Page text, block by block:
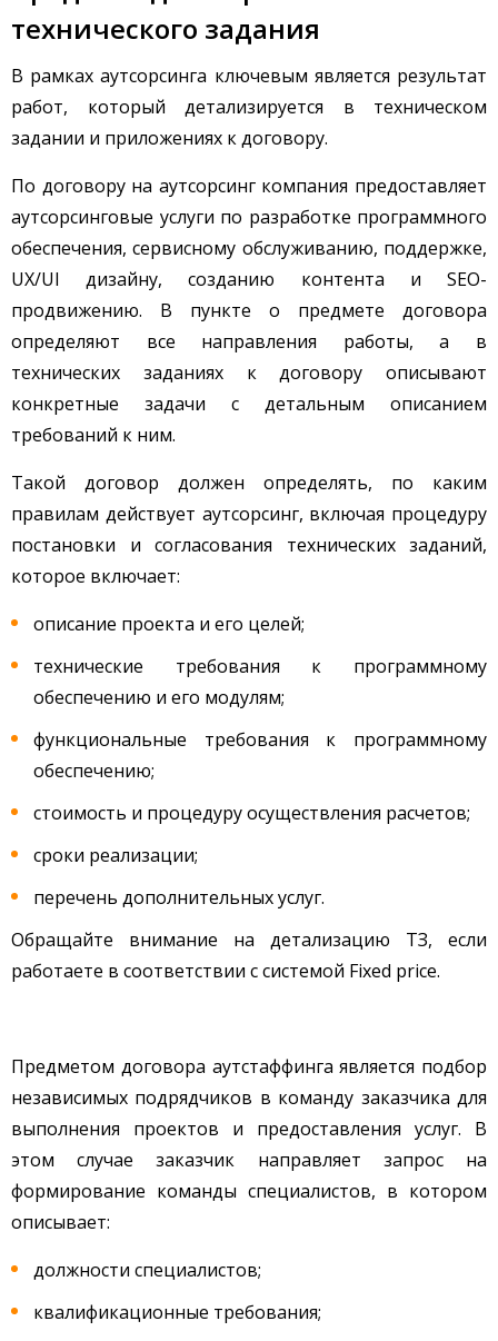
технического задания
В рамках аутсорсинга ключевым является результат
работ, который детализируется в техническом
задании и приложениях к договору.
По договору на аутсорсинг компания предоставляет
аутсорсинговые услуги по разработке программного
обеспечения, сервисному обслуживанию, поддержке,
UX/UI дизайну, созданию контента и SEO-
продвижению. В пункте о предмете договора
определяют все направления работы, а в
технических заданиях к договору описывают
конкретные задачи с детальным описанием
требований к ним.
Такой договор должен определять, по каким
правилам действует аутсорсинг, включая процедуру
постановки и согласования технических заданий,
которое включает:
описание проекта и его целей;
технические требования к программному
обеспечению и его модулям;
функциональные требования к программному
обеспечению;
стоимость и процедуру осуществления расчетов;
сроки реализации;
перечень дополнительных услуг.
Обращайте внимание на детализацию ТЗ, если
работаете в соответствии с системой Fixed price.
Предметом договора аутстаффинга является подбор
независимых подрядчиков в команду заказчика для
выполнения проектов и предоставления услуг. В
этом случае заказчик направляет запрос на
формирование команды специалистов, в котором
описывает:
должности специалистов;
квалификационные требования;